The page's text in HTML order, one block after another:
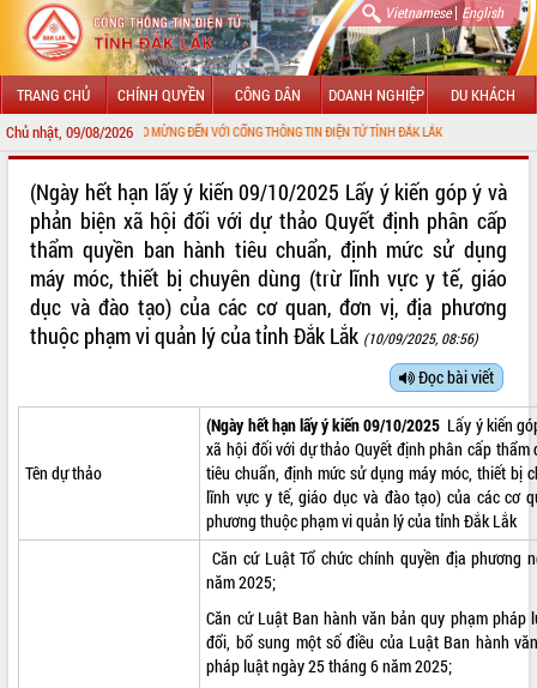
Vietnamese| English
TRANG CHỦ CHÍNH QUYỀN CÔNG DÂN DOANH NGHIỆP DU KHÁCH
Chủ nhật, 09/08/2026
CHÀO MỪNG ĐẾN VỚI CỔNG THÔNG TIN ĐIỆN TỬ TỈNH ĐẮK LẮK
LÃNH ĐẠO UBND TỈNH
TIN TỨC SỰ KIỆN
SỞ, BAN, NGÀNH
THÔNG TIN CHỈ ĐẠO ĐIỀU HÀNH
HỆ THỐNG VĂN BẢN
(Ngày hết hạn lấy ý kiến 09/10/2025 Lấy ý kiến góp ý và
phản biện xã hội đối với dự thảo Quyết định phân cấp
thẩm quyền ban hành tiêu chuẩn, định mức sử dụng
máy móc, thiết bị chuyên dùng (trừ lĩnh vực y tế, giáo
dục và đào tạo) của các cơ quan, đơn vị, địa phương
thuộc phạm vi quản lý của tỉnh Đắk Lắk (10/09/2025, 08:56)
Đọc bài viết
Tên dự thảo
(Ngày hết hạn lấy ý kiến 09/10/2025 Lấy ý kiến
xã hội đối với dự thảo Quyết định phân cấp thẩm
tiêu chuẩn, định mức sử dụng máy móc, thiết bị
lĩnh vực y tế, giáo dục và đào tạo) của các cơ
phương thuộc phạm vi quản lý của tỉnh Đắk Lắk
Căn cứ Luật Tổ chức chính quyền địa phương
năm 2025;
Căn cứ Luật Ban hành văn bản quy phạm pháp
đổi, bổ sung một số điều của Luật Ban hành
pháp luật ngày 25 tháng 6 năm 2025;